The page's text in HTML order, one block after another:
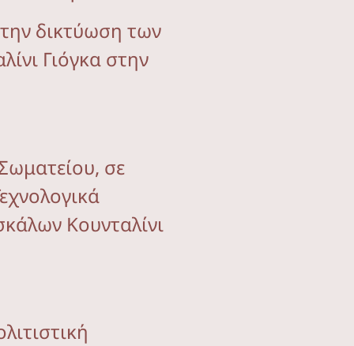
δικτύωση των
Γιόγκα στην
σε
Κουνταλίνι